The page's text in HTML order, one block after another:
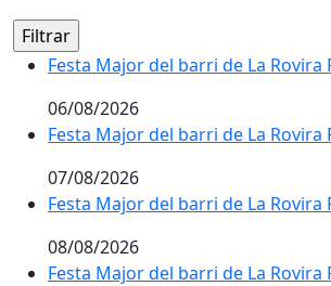
Festa Major del barri de La Rovira
Festa Major del barri de La Rovira
06/08/2026
Festa Major del barri de La Rovira
Festa Major del barri de La Rovira
07/08/2026
Festa Major del barri de La Rovira
Festa Major del barri de La Rovira
08/08/2026
Festa Major del barri de La Rovira
Festa Major del barri de La Rovira